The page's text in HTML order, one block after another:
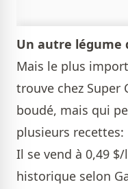
Un autre légume
Mais le plus
trouve chez Super
boudé, mais qui
plusieurs
Il se vend à 0,49
historique selon